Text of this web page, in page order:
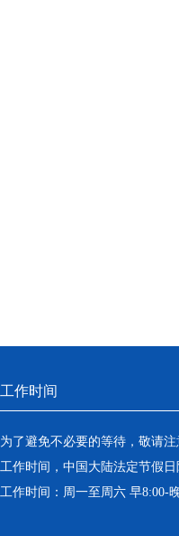
工作时间
为了避免不必要的等待，敬请
工作时间，中国大陆法定节假日
工作时间：周一至周六 早8:00-